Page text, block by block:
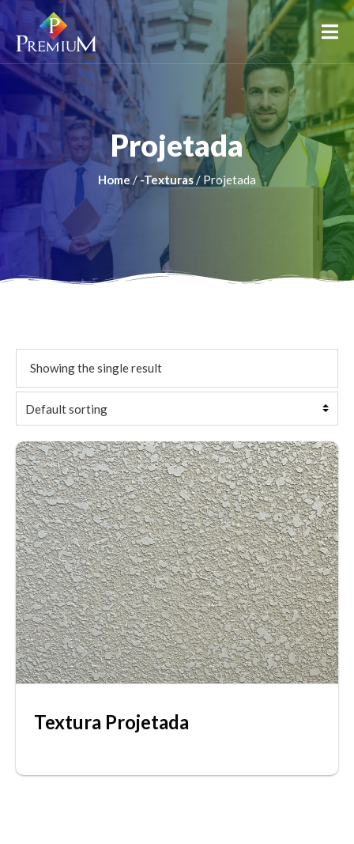
Projetada
Home /-Texturas/ Projetada
Showing the single result
Textura Projetada